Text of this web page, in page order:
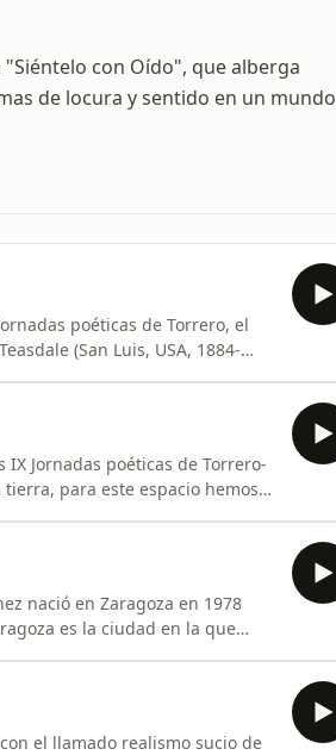
con Oído", que alberga
de locura y sentido en un mundo
poéticas de Torrero, el
Jornadas poéticas de Torrero-
es la ciudad en la que
el llamado realismo sucio de